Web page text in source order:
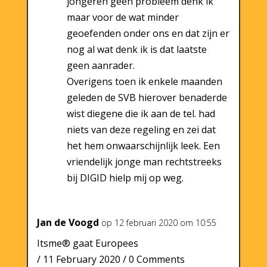
maar voor de wat minder
geoefenden onder ons en dat zijn er
nog al wat denk ik is dat laatste
geen aanrader.
Overigens toen ik enkele maanden
geleden de SVB hierover benaderde
wist diegene die ik aan de tel. had
niets van deze regeling en zei dat
het hem onwaarschijnlijk leek. Een
vriendelijk jonge man rechtstreeks
bij DIGID hielp mij op weg.
Jan de Voogd op 12 februari 2020 om 10:55
Itsme® gaat Europees
/ 11 February 2020 / 0 Comments